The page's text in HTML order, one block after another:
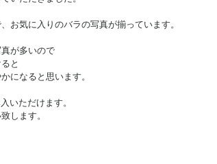
お気に入りのバラの写真が揃っています。
が多いので
と
になると思います。
いただけます。
します。